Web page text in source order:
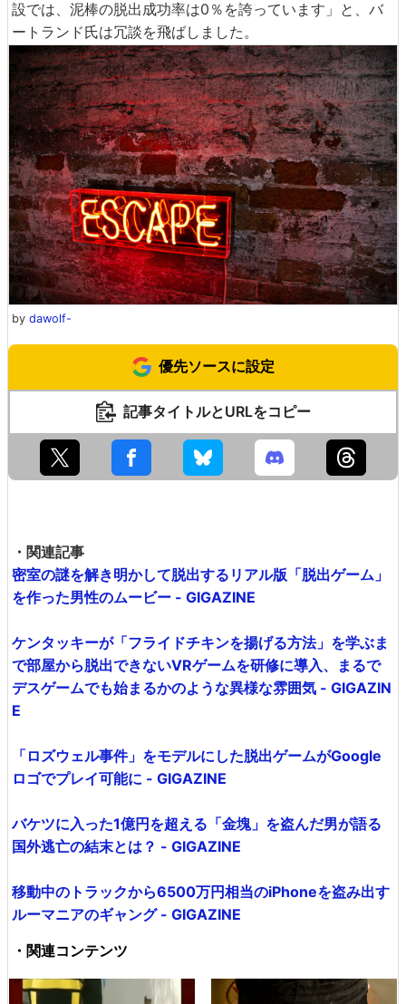
設では、泥棒の脱出成功率は0％を誇っています」と、バ
ートランド氏は冗談を飛ばしました。
by dawolf-
優先ソースに設定
記事タイトルとURLをコピー
・関連記事
密室の謎を解き明かして脱出するリアル版「脱出ゲーム」
を作った男性のムービー - GIGAZINE
ケンタッキーが「フライドチキンを揚げる方法」を学ぶま
で部屋から脱出できないVRゲームを研修に導入、まるで
デスゲームでも始まるかのような異様な雰囲気 - GIGAZIN
E
「ロズウェル事件」をモデルにした脱出ゲームがGoogle
ロゴでプレイ可能に - GIGAZINE
バケツに入った1億円を超える「金塊」を盗んだ男が語る
国外逃亡の結末とは？ - GIGAZINE
移動中のトラックから6500万円相当のiPhoneを盗み出す
ルーマニアのギャング - GIGAZINE
・関連コンテンツ